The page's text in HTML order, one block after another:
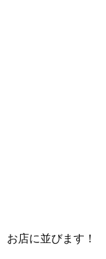
お店に並びます！